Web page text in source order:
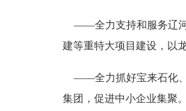
——全力支持和服务辽河
建等重特大项目建设，以
——全力抓好宝来石化、
集团，促进中小企业集聚。